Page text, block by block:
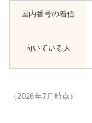
国内番号の着信
向いている人
（2026年7月時点）